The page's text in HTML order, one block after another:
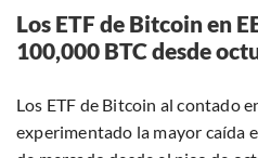
Los ETF de Bitcoin en
100,000 BTC desde
Los ETF de Bitcoin al contado
experimentado la mayor caída